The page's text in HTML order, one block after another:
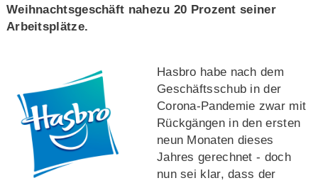
Weihnachtsgeschäft nahezu 20 Prozent seiner
Arbeitsplätze.
Hasbro habe nach dem
Geschäftsschub in der
Corona-Pandemie zwar mit
Rückgängen in den ersten
neun Monaten dieses
Jahres gerechnet - doch
nun sei klar, dass der